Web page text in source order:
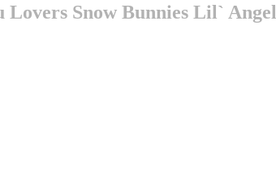
Snow Bunnies Lil` Angel